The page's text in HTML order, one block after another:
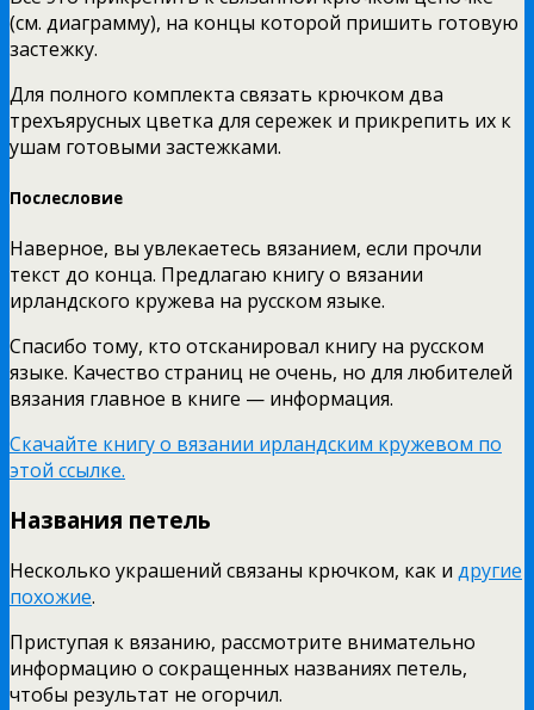
(см. диаграмму), на концы которой пришить готовую
застежку.
Для полного комплекта связать крючком два
трехъярусных цветка для сережек и прикрепить их к
ушам готовыми застежками.
Послесловие
Наверное, вы увлекаетесь вязанием, если прочли
текст до конца. Предлагаю книгу о вязании
ирландского кружева на русском языке.
Спасибо тому, кто отсканировал книгу на русском
языке. Качество страниц не очень, но для любителей
вязания главное в книге — информация.
Скачайте книгу о вязании ирландским кружевом по
этой ссылке.
Названия петель
Несколько украшений связаны крючком, как и другие
похожие.
Приступая к вязанию, рассмотрите внимательно
информацию о сокращенных названиях петель,
чтобы результат не огорчил.